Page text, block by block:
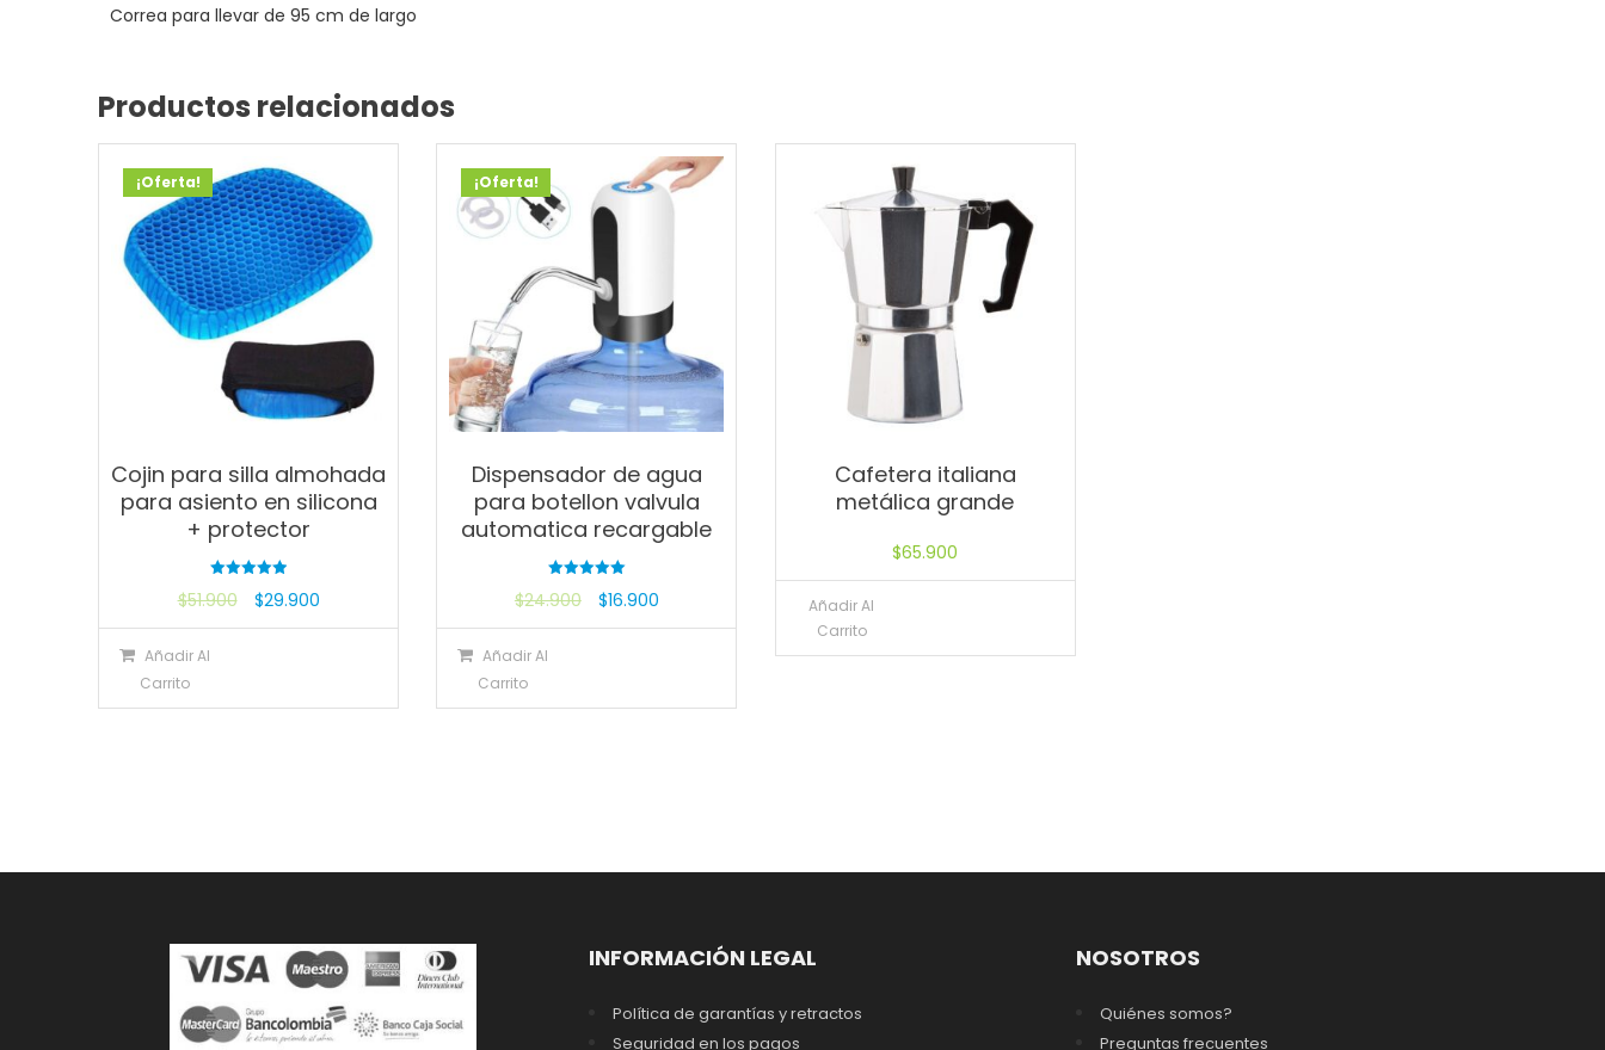
Correa para llevar de 95 cm de largo
Productos relacionados
¡Oferta!
Cojin para silla almohada
para asiento en silicona
+ protector
con
de 5
$51.900 $29.900
Añadir Al
Carrito
¡Oferta!
Dispensador de agua
para botellon valvula
automatica recargable
con
de 5
$24.900 $16.900
Añadir Al
Carrito
Cafetera italiana
metálica grande
$65.900
Añadir Al
Carrito
INFORMACIÓN LEGAL
Política de garantías y retractos
Seguridad en los pagos
NOSOTROS
Quiénes somos?
Preguntas frecuentes